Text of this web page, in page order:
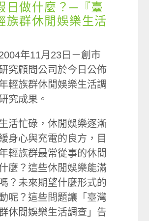
日做什麼？─『臺
族群休閒娛樂生活
年11月23日－創市
究顧問公司於今日公佈
年輕族群休閒娛樂生活調
究成果。
活忙碌，休閒娛樂逐漸
身心與充電的良方，目
輕族群最常從事的休閒
麼？這些休閒娛樂能滿
？未來期望什麼形式的
呢？這些問題讓「臺灣
休閒娛樂生活調查」告